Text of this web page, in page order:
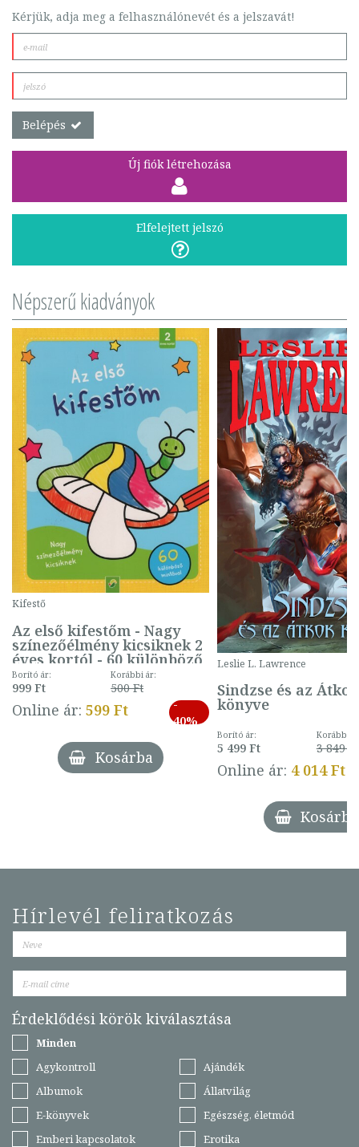
Kérjük, adja meg a felhasználónevét és a jelszavát!
Belépés
Új fiók létrehozása
Elfelejtett jelszó
Népszerű kiadványok
Kifestő
Az első kifestőm - Nagy
színezőélmény kicsiknek 2
éves kortól - 60 különböző
mintával (gombás)
Borító ár:
999 Ft
Korábbi ár:
500 Ft
Online ár: 599 Ft
-
40%
Kosárba
Leslie L. Lawrence
Sindzse és az Átkok
könyve
Borító ár:
5 499 Ft
Korábbi
3 849 Ft
Online ár: 4 014 Ft
Kosárba
Hírlevél feliratkozás
Érdeklődési körök kiválasztása
Minden
Agykontroll
Ajándék
Albumok
Állatvilág
E-könyvek
Egészség, életmód
Emberi kapcsolatok
Erotika